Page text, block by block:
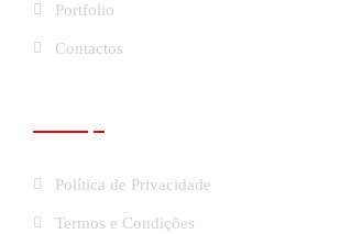
Portfolio
Contactos
Política de Privacidade
Termos e Condições